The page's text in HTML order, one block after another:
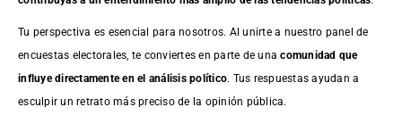
Tu perspectiva es esencial para nosotros. Al unirte a nuestro panel de
encuestas electorales, te conviertes en parte de unacomunidad que
influye directamente en el análisis político. Tus respuestas ayudan a
esculpir un retrato más preciso de la opinión pública.